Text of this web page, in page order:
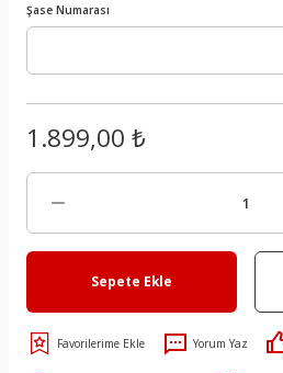
Şase Numarası
1.899,00 ₺
Sepete Ekle
Yorum Yaz